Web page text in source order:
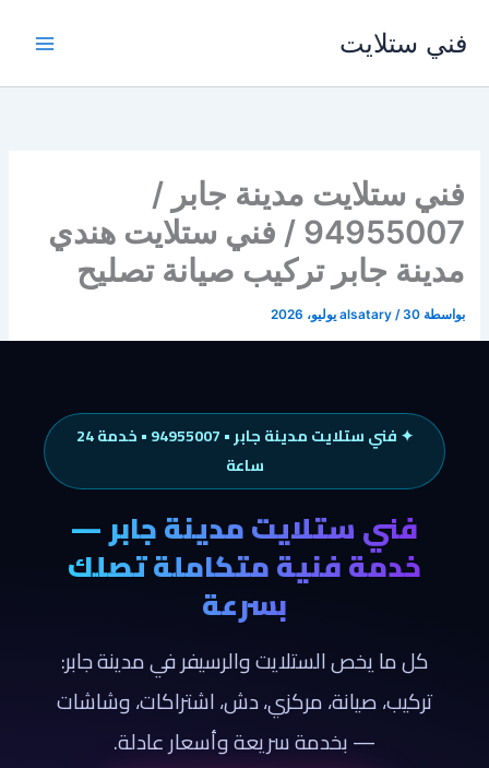
المحتوى
فني ستلايت
فني ستلايت مدينة جابر /
94955007 / فني ستلايت هندي
مدينة جابر تركيب صيانة تصليح
بواسطة alsatary /30 يوليو، 2026
✦ فني ستلايت مدينة جابر • 94955007 • خدمة 24
ساعة
فني ستلايت مدينة جابر —
خدمة فنية متكاملة تصلك
بسرعة
كل ما يخص الستلايت والرسيفر في مدينة جابر:
تركيب، صيانة، مركزي، دش، اشتراكات، وشاشات
— بخدمة سريعة وأسعار عادلة.